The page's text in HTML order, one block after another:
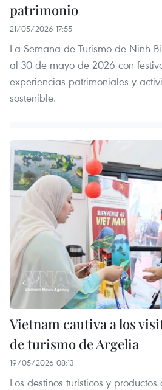
patrimonio
21/05/2026 17:55
La Semana de Turismo de Ninh
al 30 de mayo de 2026 con
experiencias patrimoniales y
sostenible.
Vietnam cautiva a los
de turismo de Argelia
19/05/2026 08:13
Los destinos turísticos y